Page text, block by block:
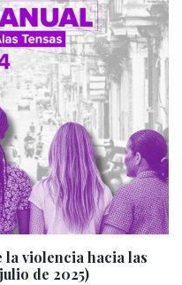
la violencia hacia las
de 2025)